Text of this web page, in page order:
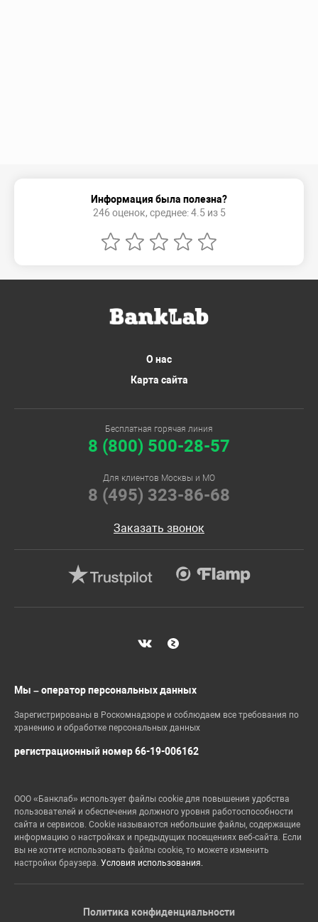
Информация была полезна?
246 оценок, среднее: 4.5 из 5
О нас
Карта сайта
Бесплатная горячая линия
8 (800) 500-28-57
Для клиентов Москвы и МО
8 (495) 323-86-68
Заказать звонок
Мы – оператор персональных данных
Зарегистрированы в Роскомнадзоре и соблюдаем все требования по
хранению и обработке персональных данных
регистрационный номер 66-19-006162
ООО «Банклаб» использует файлы cookie для повышения удобства
пользователей и обеспечения должного уровня работоспособности
сайта и сервисов. Cookie называются небольшие файлы, содержащие
информацию о настройках и предыдущих посещениях веб-сайта. Если
вы не хотите использовать файлы cookie, то можете изменить
настройки браузера. Условия использования.
Политика конфиденциальности